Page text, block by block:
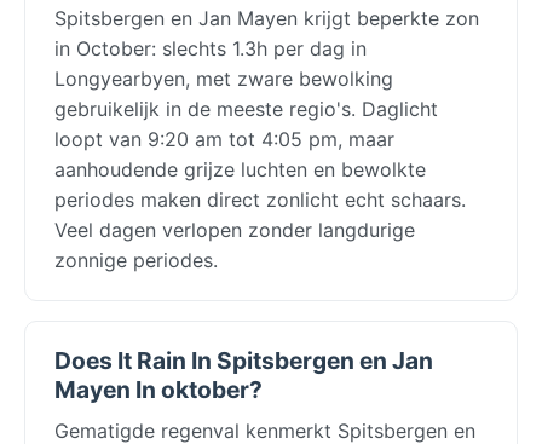
Spitsbergen en Jan Mayen krijgt beperkte zon
in October: slechts 1.3h per dag in
Longyearbyen, met zware bewolking
gebruikelijk in de meeste regio's. Daglicht
loopt van 9:20 am tot 4:05 pm, maar
aanhoudende grijze luchten en bewolkte
periodes maken direct zonlicht echt schaars.
Veel dagen verlopen zonder langdurige
zonnige periodes.
Does It Rain In Spitsbergen en Jan
Mayen In oktober?
Gematigde regenval kenmerkt Spitsbergen en